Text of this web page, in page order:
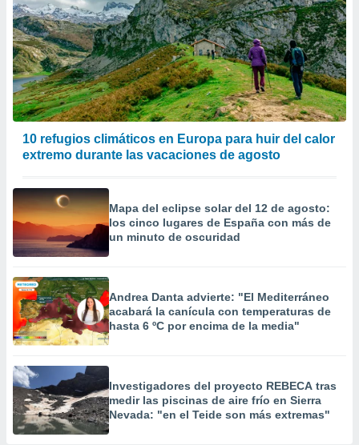
10 refugios climáticos en Europa para huir del calor
extremo durante las vacaciones de agosto
Mapa del eclipse solar del 12 de agosto:
los cinco lugares de España con más de
un minuto de oscuridad
Andrea Danta advierte: "El Mediterráneo
acabará la canícula con temperaturas de
hasta 6 ºC por encima de la media"
Investigadores del proyecto REBECA tras
medir las piscinas de aire frío en Sierra
Nevada: "en el Teide son más extremas"